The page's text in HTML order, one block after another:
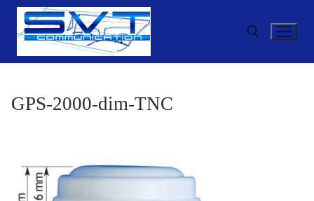
Aller
contenu
GPS-2000-dim-TNC